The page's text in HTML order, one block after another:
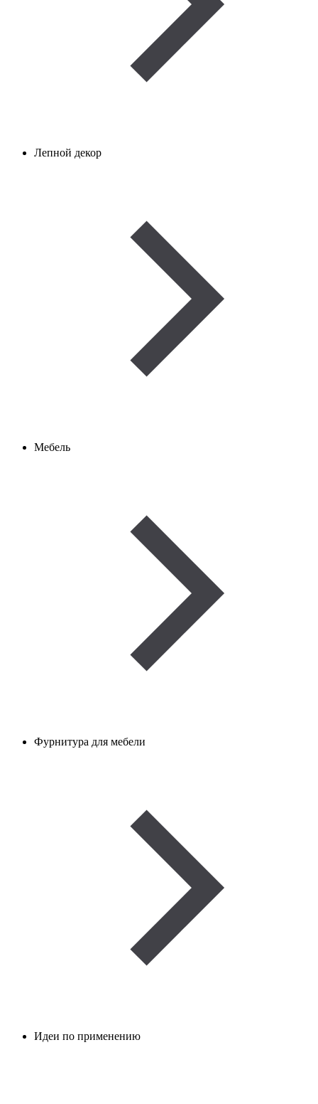
Лепной декор
Мебель
Фурнитура для мебели
Идеи по применению